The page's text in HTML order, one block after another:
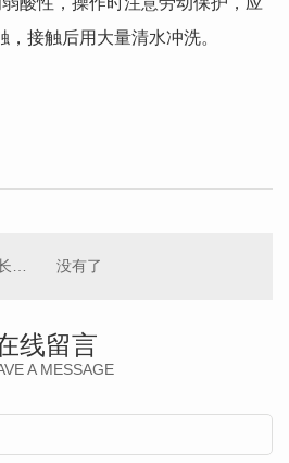
接触后用大量清水冲洗。
没有了
线留言
A MESSAGE